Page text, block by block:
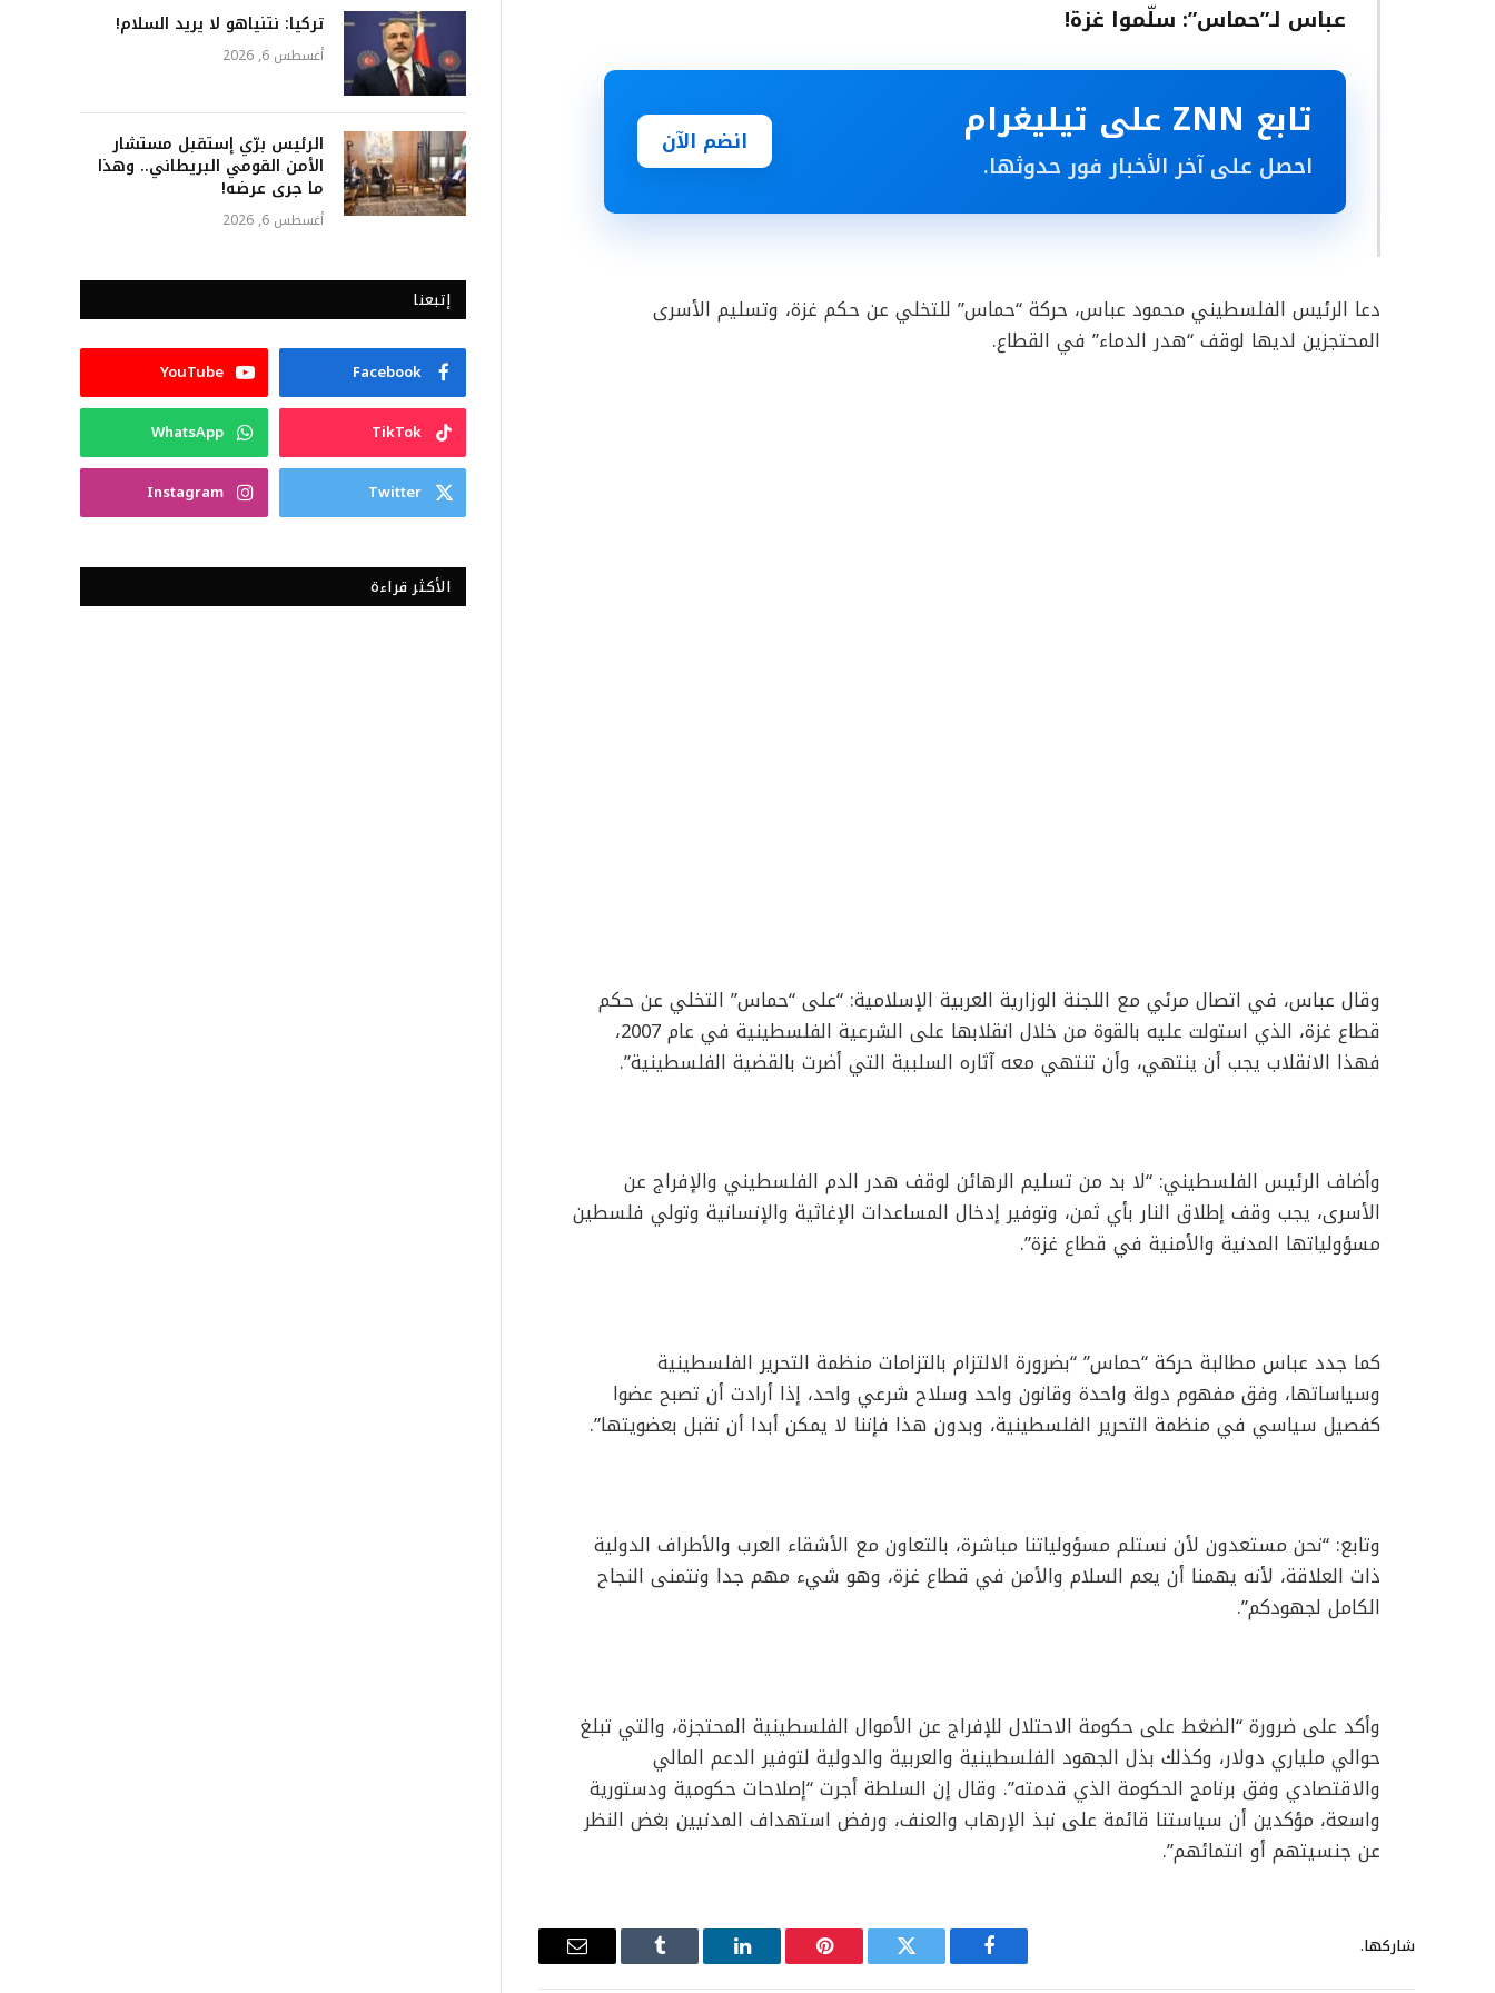
عباس لـ”حماس”: سلّموا غزة!
تابع ZNN على تيليغرام
احصل على آخر الأخبار فور حدوثها.
انضم الآن
دعا الرئيس الفلسطيني محمود عباس، حركة “حماس” للتخلي عن حكم غزة، وتسليم الأسرى
المحتجزين لديها لوقف “هدر الدماء” في القطاع.
وقال عباس، في اتصال مرئي مع اللجنة الوزارية العربية الإسلامية: “على “حماس” التخلي عن حكم
قطاع غزة، الذي استولت عليه بالقوة من خلال انقلابها على الشرعية الفلسطينية في عام 2007،
فهذا الانقلاب يجب أن ينتهي، وأن تنتهي معه آثاره السلبية التي أضرت بالقضية الفلسطينية”.
وأضاف الرئيس الفلسطيني: “لا بد من تسليم الرهائن لوقف هدر الدم الفلسطيني والإفراج عن
الأسرى، يجب وقف إطلاق النار بأي ثمن، وتوفير إدخال المساعدات الإغاثية والإنسانية وتولي فلسطين
مسؤولياتها المدنية والأمنية في قطاع غزة”.
كما جدد عباس مطالبة حركة “حماس” “بضرورة الالتزام بالتزامات منظمة التحرير الفلسطينية
وسياساتها، وفق مفهوم دولة واحدة وقانون واحد وسلاح شرعي واحد، إذا أرادت أن تصبح عضوا
كفصيل سياسي في منظمة التحرير الفلسطينية، وبدون هذا فإننا لا يمكن أبدا أن نقبل بعضويتها”.
وتابع: “نحن مستعدون لأن نستلم مسؤولياتنا مباشرة، بالتعاون مع الأشقاء العرب والأطراف الدولية
ذات العلاقة، لأنه يهمنا أن يعم السلام والأمن في قطاع غزة، وهو شيء مهم جدا ونتمنى النجاح
الكامل لجهودكم”.
وأكد على ضرورة “الضغط على حكومة الاحتلال للإفراج عن الأموال الفلسطينية المحتجزة، والتي تبلغ
حوالي ملياري دولار، وكذلك بذل الجهود الفلسطينية والعربية والدولية لتوفير الدعم المالي
والاقتصادي وفق برنامج الحكومة الذي قدمته”. وقال إن السلطة أجرت “إصلاحات حكومية ودستورية
واسعة، مؤكدين أن سياستنا قائمة على نبذ الإرهاب والعنف، ورفض استهداف المدنيين بغض النظر
عن جنسيتهم أو انتمائهم”.
شاركها.
فيسبوك تويتر بينتيريستلينكدإن Tumblr
البريد
تركيا: نتنياهو لا يريد السلام!
أغسطس 6, 2026
الرئيس برّي إستقبل مستشار
الأمن القومي البريطاني.. وهذا
ما جرى عرضه!
أغسطس 6, 2026
إتبعنا
Facebook
YouTube
TikTok
WhatsApp
Twitter
Instagram
الأكثر قراءة